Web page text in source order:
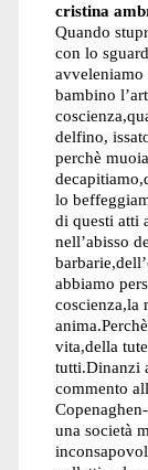
cristina
Quando
con lo
avveleniamo
bambino
delfino,
perchè
lo
di questi atti
nell’abisso
abbiamo
coscienza,la
vita,della
tutti.Dinanzi
commento
una società